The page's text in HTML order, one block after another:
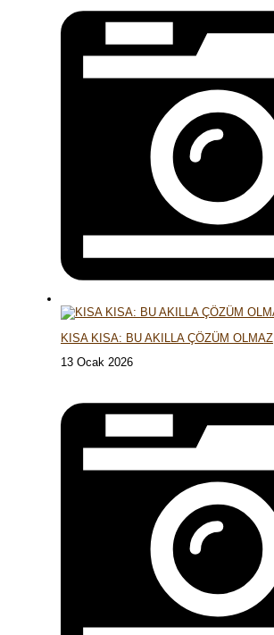
KISA KISA: BU AKILLA ÇÖZÜM OLMAZ
13 Ocak 2026